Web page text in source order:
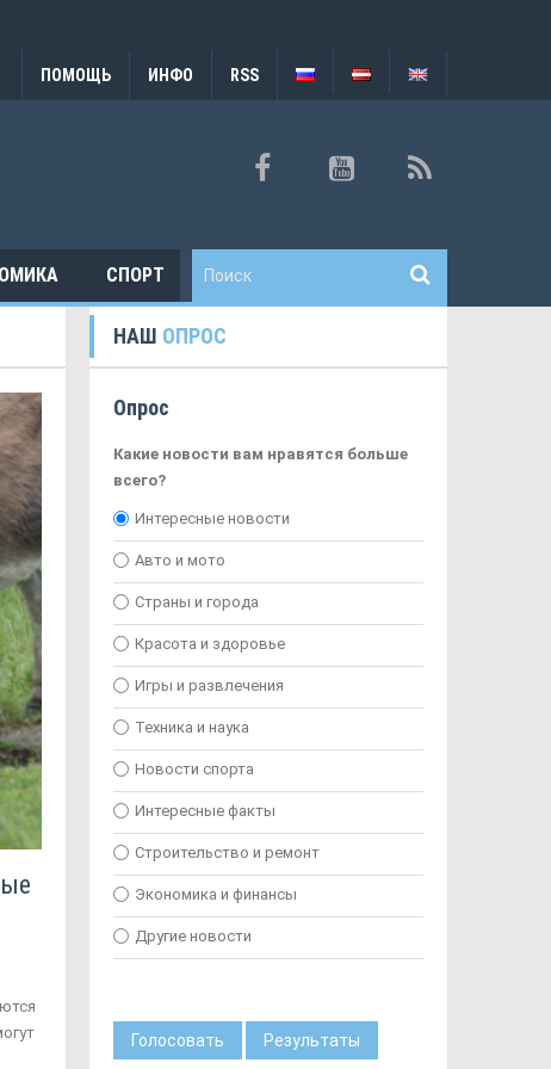
ПОМОЩЬ ИНФО RSS
СПОРТ
НАШ ОПРОС
Опрос
Какие новости вам нравятся больше
всего?
Интересные новости
Авто и мото
Страны и города
Красота и здоровье
Игры и развлечения
Техника и наука
Новости спорта
Интересные факты
Строительство и ремонт
Экономика и финансы
Другие новости
Голосовать Результаты